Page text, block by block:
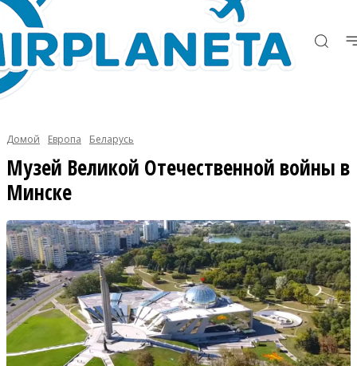
Домой Европа Беларусь
Музей Великой Отечественной войны в
Минске